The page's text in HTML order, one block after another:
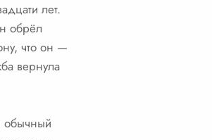
лет.
обрёл
что он —
вернула
обычный